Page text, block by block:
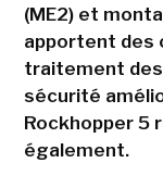
(ME2) et
apportent des
traitement
sécurité
Rockhopper 5
également.